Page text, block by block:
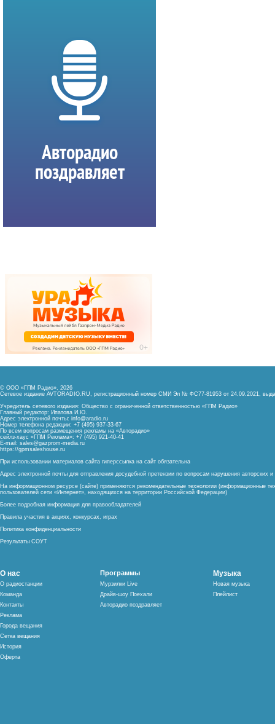
Авторадио
поздравляет
© ООО «ГПМ Радио», 2026
Сетевое издание AVTORADIO.RU, регистрационный номер СМИ Эл № ФС77-81953 от 24.09.2021,
Учредитель сетевого издания: Общество с ограниченной ответственностью «ГПМ Радио»
Главный редактор: Ипатова И.Ю.
Адрес электронной почты: info@aradio.ru
Номер телефона редакции: +7 (495) 937-33-67
По всем вопросам размещения рекламы на «Авторадио»
сейлз-хаус «ГПМ Реклама»: +7 (495) 921-40-41
E-mail: sales@gazprom-media.ru
https://gpmsaleshouse.ru
При использовании материалов сайта гиперссылка на сайт обязательна
Адрес электронной почты для отправления досудебной претензии по вопросам нарушения авторских
На информационном ресурсе (сайте) применяются рекомендательные технологии (информационные
пользователей сети «Интернет», находящихся на территории Российской Федерации)
Более подробная информация для правообладателей
Правила участия в акциях, конкурсах, играх
Политика конфиденциальности
Результаты СОУТ
О нас
О радиостанции
Команда
Контакты
Реклама
Города вещания
Сетка вещания
История
Оферта
Программы
Мурзилки Live
Драйв-шоу Поехали
Авторадио поздравляет
Музыка
Новая музыка
Плейлист